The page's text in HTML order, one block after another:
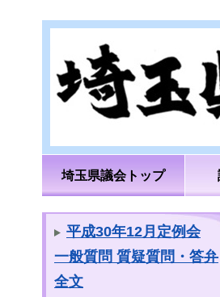
埼玉県議会トップ
平成30年12月定例会
一般質問 質疑質問・答弁
全文